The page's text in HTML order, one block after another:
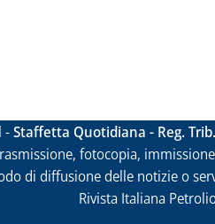
-Staffetta Quotidiana - Reg.
fotocopia,
di diffusione delle notizie o
Rivista Italiana